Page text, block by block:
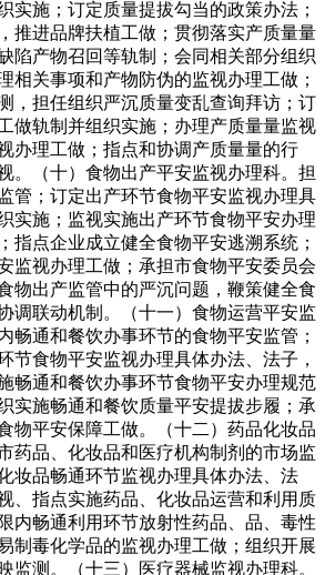
实施；订定质量提拔勾当的政策办法；
推进品牌扶植工做；贯彻落实产质量量
陷产物召回等轨制；会同相关部分组织
相关事项和产物防伪的监视办理工做；
，担任组织严沉质量变乱查询拜访；订
做轨制并组织实施；办理产质量量监视
办理工做；指点和协调产质量量的行
。（十）食物出产平安监视办理科。担
管；订定出产环节食物平安监视办理具
实施；监视实施出产环节食物平安办理
指点企业成立健全食物平安逃溯系统；
监视办理工做；承担市食物平安委员会
物出产监管中的严沉问题，鞭策健全食
调联动机制。（十一）食物运营平安监
畅通和餐饮办事环节的食物平安监管；
节食物平安监视办理具体办法、法子，
畅通和餐饮办事环节食物平安办理规范
实施畅通和餐饮质量平安提拔步履；承
物平安保障工做。（十二）药品化妆品
药品、化妆品和医疗机构制剂的市场监
妆品畅通环节监视办理具体办法、法
、指点实施药品、化妆品运营和利用质
内畅通利用环节放射性药品、品、毒性
制毒化学品的监视办理工做；组织开展
监测。（十三）医疗器械监视办理科。